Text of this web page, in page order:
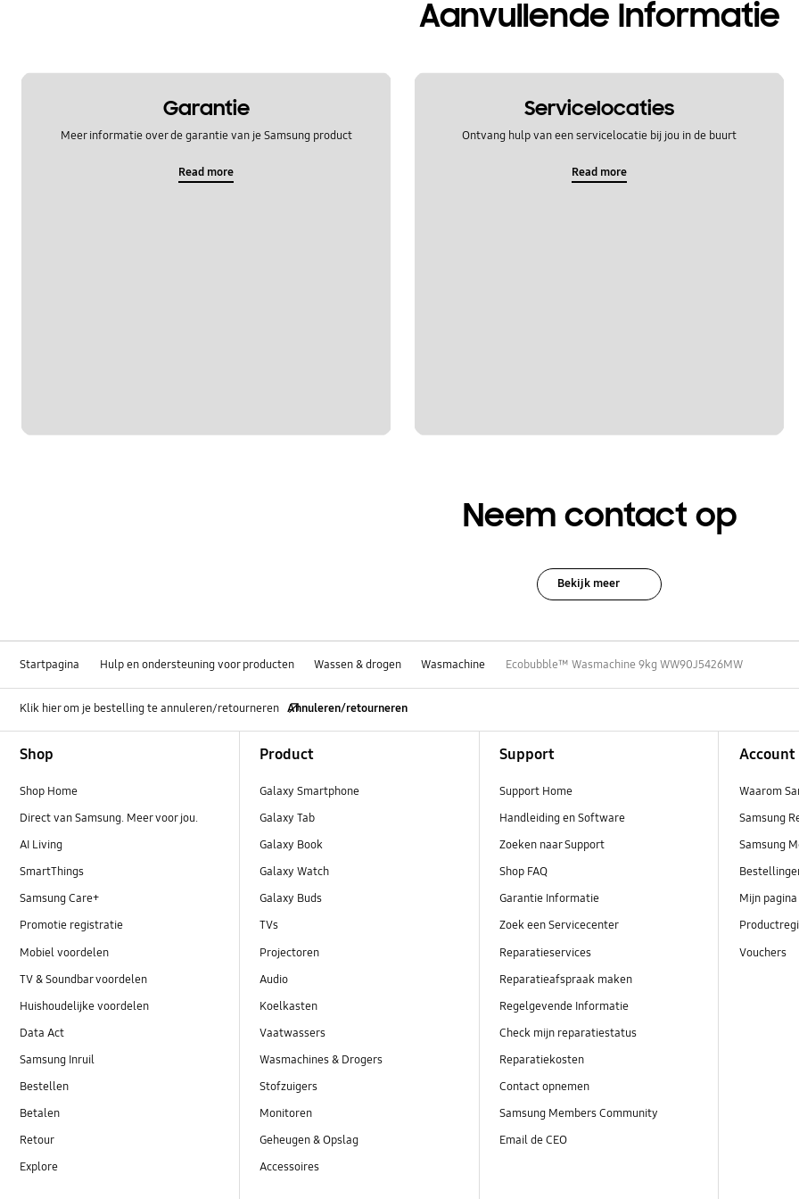
Aanvullende Informatie
Garantie
Meer informatie over de garantie van je Samsung product
Read more
Servicelocaties
Ontvang hulp van een servicelocatie bij jou in de buurt
Read more
Neem contact op
Bekijk meer
Startpagina Hulp en ondersteuning voor producten Wassen & drogen Wasmachine Ecobubble™ Wasmachine 9kg WW90J5426MW
Klik hier om je bestelling te annuleren/retourneren Annuleren/retourneren
Shop
Shop Home
Direct van Samsung. Meer voor jou.
AI Living
SmartThings
Samsung Care+
Promotie registratie
Mobiel voordelen
TV & Soundbar voordelen
Huishoudelijke voordelen
Data Act
Samsung Inruil
Bestellen
Betalen
Retour
Explore
Product
Galaxy Smartphone
Galaxy Tab
Galaxy Book
Galaxy Watch
Galaxy Buds
TVs
Projectoren
Audio
Koelkasten
Vaatwassers
Wasmachines & Drogers
Stofzuigers
Monitoren
Geheugen & Opslag
Accessoires
Support
Support Home
Handleiding en Software
Zoeken naar Support
Shop FAQ
Garantie Informatie
Zoek een Servicecenter
Reparatieservices
Reparatieafspraak maken
Regelgevende Informatie
Check mijn reparatiestatus
Reparatiekosten
Contact opnemen
Samsung Members Community
Email de CEO
Account
Waarom
Samsung
Samsung
Mijn pagina
Vouchers